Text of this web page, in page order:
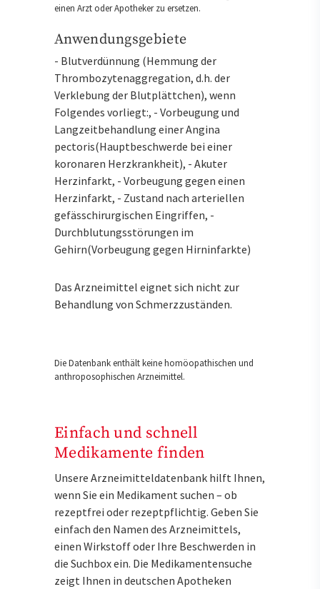
einen Arzt oder Apotheker zu ersetzen.
Anwendungsgebiete
- Blutverdünnung (Hemmung der
Thrombozytenaggregation, d.h. der
Verklebung der Blutplättchen), wenn
Folgendes vorliegt:, - Vorbeugung und
Langzeitbehandlung einer Angina
pectoris(Hauptbeschwerde bei einer
koronaren Herzkrankheit), - Akuter
Herzinfarkt, - Vorbeugung gegen einen
Herzinfarkt, - Zustand nach arteriellen
gefässchirurgischen Eingriffen, -
Durchblutungsstörungen im
Gehirn(Vorbeugung gegen Hirninfarkte)
Das Arzneimittel eignet sich nicht zur
Behandlung von Schmerzzuständen.
Die Datenbank enthält keine homöopathischen und
anthroposophischen Arzneimittel.
Einfach und schnell
Medikamente finden
Unsere Arzneimitteldatenbank hilft Ihnen,
wenn Sie ein Medikament suchen – ob
rezeptfrei oder rezeptpflichtig. Geben Sie
einfach den Namen des Arzneimittels,
einen Wirkstoff oder Ihre Beschwerden in
die Suchbox ein. Die Medikamentensuche
zeigt Ihnen in deutschen Apotheken